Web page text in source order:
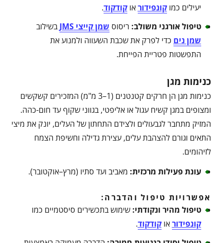
יעילים כמוקונפידוראוקודקוד.
טיפול אורגני משולב: ריסוס שמן קייצי JMS
בשילוב
שמן נים כדי לפרק את שכבת השעווה ולמנוע את
התפשטות פטריית הפייחת.
כנימות מגן
כנימות מגן הן חרקים קטנטנים (1–3 מ"מ) המזכירים קשקשים
ומצופים במגן קשיח עגול או אליפטי, בגווני שקוף עד חום-כהה.
המזיק מתחבר לגבעולים ולצידם התחתון של העלים, יונק את מיצי
התאים וגורם להצהבת עלים, עצירת גדילה וחשיפת הצמח
לזיהומים.
עונת פעילות מרכזית: מאביב ועד סתיו (מרץ–אוקטובר).
אפשרויות טיפול והדברה:
טיפול מהיר ונקודתי: שימוש בתכשירים סיסטמיים כמו
קונפידוראוקודקוד.